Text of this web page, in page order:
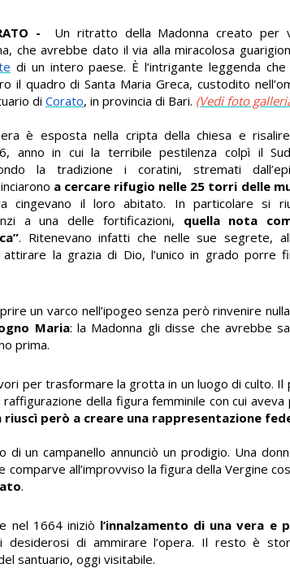
-
Un ritratto della Madonna creato per
che avrebbe dato il via alla miracolosa
di un intero paese. È l’intrigante leggenda
il quadro di Santa Maria Greca, custodito
di Corato, in provincia di Bari. (Vedi foto
è esposta nella cripta della chiesa e
anno in cui la terribile pestilenza colpì il
la tradizione i coratini, stremati
a cercare rifugio nelle 25 torri delle
cingevano il loro abitato. In particolare si
a una delle fortificazioni, quella nota
. Ritenevano infatti che nelle sue segrete,
la grazia di Dio, l’unico in grado porre
un varco nell’ipogeo senza però rinvenire
Maria: la Madonna gli disse che avrebbe
prima.
per trasformare la grotta in un luogo di culto. Il
della figura femminile con cui aveva
riuscì però a creare una rappresentazione
un campanello annunciò un prodigio. Una
all’improvviso la figura della Vergine
.
nel 1664 iniziò l’innalzamento di una vera e
desiderosi di ammirare l’opera. Il resto è
santuario, oggi visitabile.